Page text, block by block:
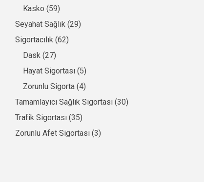
Kasko(59)
Seyahat Sağlık(29)
Sigortacılık(62)
Dask(27)
Hayat Sigortası(5)
Zorunlu Sigorta(4)
Tamamlayıcı Sağlık Sigortası(30)
Trafik Sigortası(35)
Zorunlu Afet Sigortası(3)